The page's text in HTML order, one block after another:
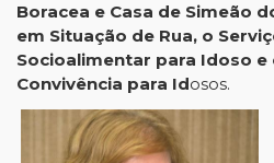
Boracea e Casa de Simeão
em Situação de Rua, o
Socioalimentar para Idoso e
Convivência para Idosos.